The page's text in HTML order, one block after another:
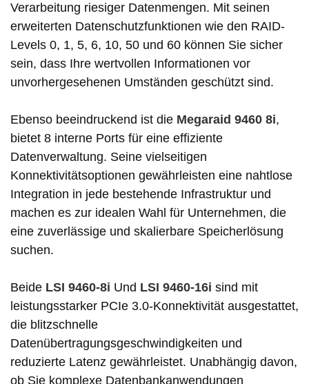
Verarbeitung riesiger Datenmengen. Mit seinen
erweiterten Datenschutzfunktionen wie den RAID-
Levels 0, 1, 5, 6, 10, 50 und 60 können Sie sicher
sein, dass Ihre wertvollen Informationen vor
unvorhergesehenen Umständen geschützt sind.
Ebenso beeindruckend ist die Megaraid 9460 8i,
bietet 8 interne Ports für eine effiziente
Datenverwaltung. Seine vielseitigen
Konnektivitätsoptionen gewährleisten eine nahtlose
Integration in jede bestehende Infrastruktur und
machen es zur idealen Wahl für Unternehmen, die
eine zuverlässige und skalierbare Speicherlösung
suchen.
Beide LSI 9460-8i Und LSI 9460-16i sind mit
leistungsstarker PCIe 3.0-Konnektivität ausgestattet,
die blitzschnelle
Datenübertragungsgeschwindigkeiten und
reduzierte Latenz gewährleistet. Unabhängig davon,
ob Sie komplexe Datenbankanwendungen